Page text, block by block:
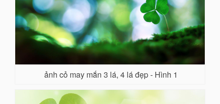
ảnh cỏ may mắn 3 lá, 4 lá đẹp - Hình 1